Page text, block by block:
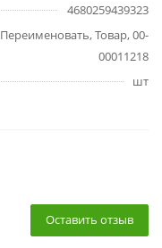
4680259439323
Переименовать, Товар, 00-
00011218
шт
Оставить отзыв